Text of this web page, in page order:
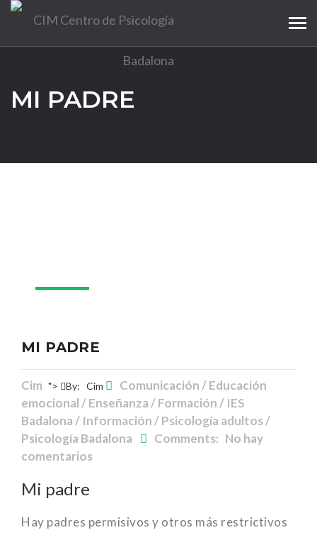
MI PADRE
MI PADRE
Cim "> By: Cim
Comunicación / Educación
emocional / Enseñanza / Formación / IES
Badalona / Información / Psicología adultos /
Psicología Badalona
Comments: No hay
comentarios
Mi padre
Hay padres permisivos y otros más restrictivos